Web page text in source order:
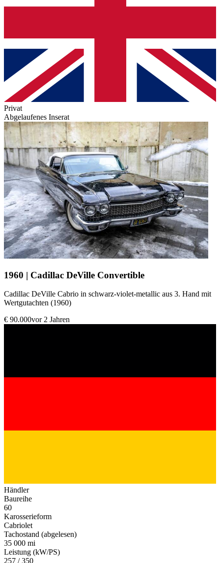
Privat
Abgelaufenes Inserat
1960 | Cadillac DeVille Convertible
Cadillac DeVille Cabrio in schwarz-violet-metallic aus 3. Hand mit
Wertgutachten (1960)
€ 90.000vor 2 Jahren
Händler
Baureihe
60
Karosserieform
Cabriolet
Tachostand (abgelesen)
35 000 mi
Leistung (kW/PS)
257 / 350